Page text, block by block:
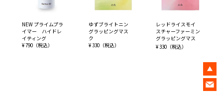
NEW プライムプラ
イマー ハイドレ
イティング
¥ 790（税込）
ゆずブライトニン
グラッピングマス
ク
¥ 330（税込）
レッドライスモイ
スチャーファーミン
グラッピングマス
ク
¥ 330（税込）